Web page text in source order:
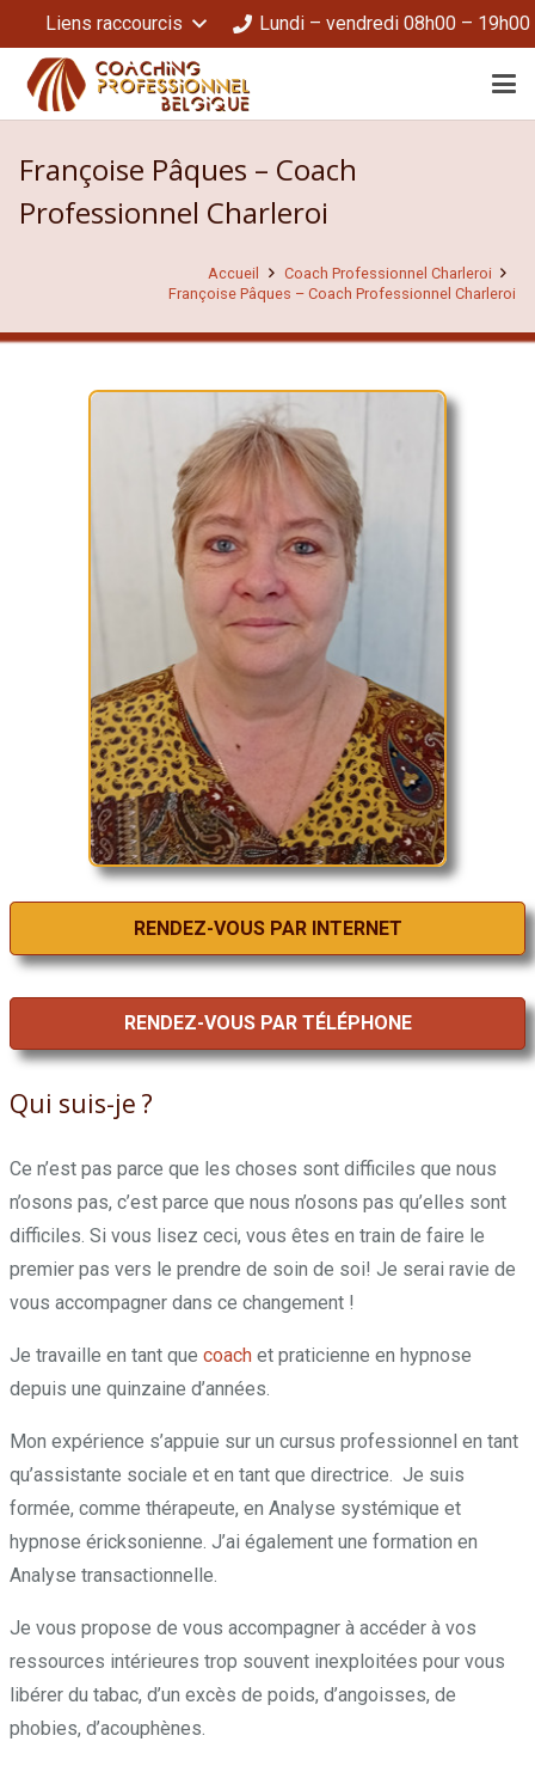
Liens raccourcis Lundi – vendredi 08h00 – 19h00
Françoise Pâques – Coach
Professionnel Charleroi
Accueil
Coach Professionnel Charleroi
Françoise Pâques – Coach Professionnel Charleroi
Qui suis-je ?
Ce n’est pas parce que les choses sont difficiles que nous
n’osons pas, c’est parce que nous n’osons pas qu’elles sont
difficiles. Si vous lisez ceci, vous êtes en train de faire le
premier pas vers le prendre de soin de soi! Je serai ravie de
vous accompagner dans ce changement !
Je travaille en tant que coach et praticienne en hypnose
depuis une quinzaine d’années.
Mon expérience s’appuie sur un cursus professionnel en tant
qu’assistante sociale et en tant que directrice. Je suis
formée, comme thérapeute, en Analyse systémique et
hypnose éricksonienne. J’ai également une formation en
Analyse transactionnelle.
Je vous propose de vous accompagner à accéder à vos
ressources intérieures trop souvent inexploitées pour vous
libérer du tabac, d’un excès de poids, d’angoisses, de
phobies, d’acouphènes.
RENDEZ-VOUS PAR INTERNET
RENDEZ-VOUS PAR TÉLÉPHONE